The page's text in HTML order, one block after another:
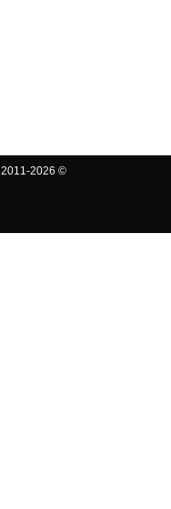
2011-2026 ©